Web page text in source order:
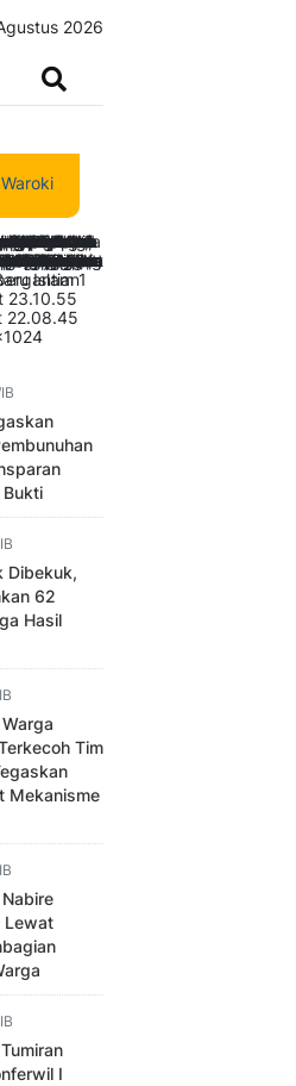
2026
Transparan Berbasis Fakta dan
Dibekuk,
62
Hasil
Tim
Mekanisme
Lewat
I